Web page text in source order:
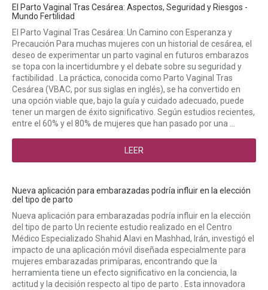
El Parto Vaginal Tras Cesárea: Aspectos, Seguridad y Riesgos -
Mundo Fertilidad
El Parto Vaginal Tras Cesárea: Un Camino con Esperanza y
Precaución Para muchas mujeres con un historial de cesárea, el
deseo de experimentar un parto vaginal en futuros embarazos
se topa con la incertidumbre y el debate sobre su seguridad y
factibilidad . La práctica, conocida como Parto Vaginal Tras
Cesárea (VBAC, por sus siglas en inglés), se ha convertido en
una opción viable que, bajo la guía y cuidado adecuado, puede
tener un margen de éxito significativo. Según estudios recientes,
entre el 60% y el 80% de mujeres que han pasado por una ...
LEER
Nueva aplicación para embarazadas podría influir en la elección
del tipo de parto
Nueva aplicación para embarazadas podría influir en la elección
del tipo de parto Un reciente estudio realizado en el Centro
Médico Especializado Shahid Alavi en Mashhad, Irán, investigó el
impacto de una aplicación móvil diseñada especialmente para
mujeres embarazadas primíparas, encontrando que la
herramienta tiene un efecto significativo en la conciencia, la
actitud y la decisión respecto al tipo de parto . Esta innovadora